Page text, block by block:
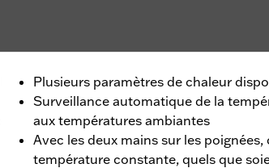
Plusieurs paramètres de chaleur
Surveillance automatique de la
aux températures ambiantes
Avec les deux mains sur les
température constante, quels que